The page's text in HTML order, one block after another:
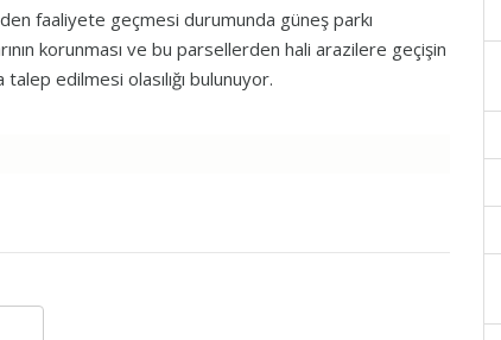
faaliyete geçmesi durumunda güneş parkı
korunması ve bu parsellerden hali arazilere geçişin
talep edilmesi olasılığı bulunuyor.